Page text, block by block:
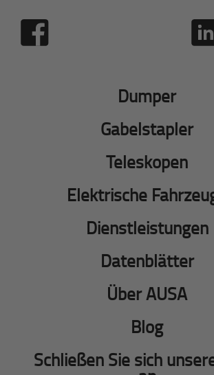
Dumper
Gabelstapler
Teleskopen
Elektrische
Dienstleistungen
Datenblätter
Über AUSA
Blog
Schließen Sie sich